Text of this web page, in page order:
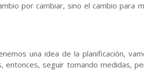
por cambiar, sino el cambio para
una idea de la planificación,
entonces, seguir tomando medidas,